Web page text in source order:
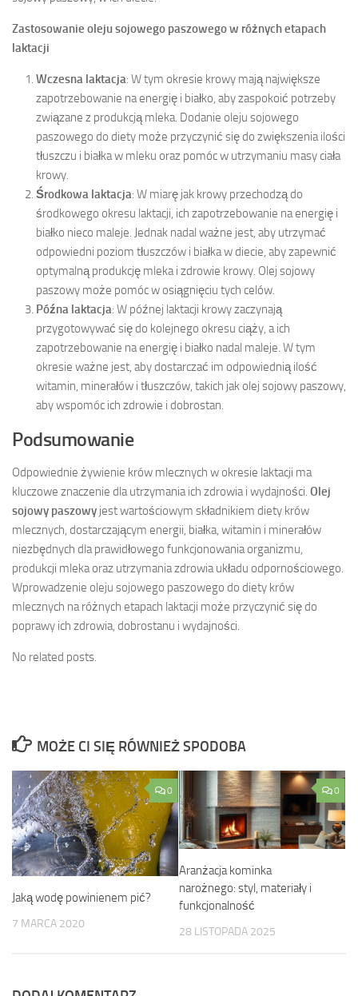
Zastosowanie oleju sojowego paszowego w różnych etapach
laktacji
Wczesna laktacja: W tym okresie krowy mają największe
zapotrzebowanie na energię i białko, aby zaspokoić potrzeby
związane z produkcją mleka. Dodanie oleju sojowego
paszowego do diety może przyczynić się do zwiększenia ilości
tłuszczu i białka w mleku oraz pomóc w utrzymaniu masy ciała
krowy.
Środkowa laktacja: W miarę jak krowy przechodzą do
środkowego okresu laktacji, ich zapotrzebowanie na energię i
białko nieco maleje. Jednak nadal ważne jest, aby utrzymać
odpowiedni poziom tłuszczów i białka w diecie, aby zapewnić
optymalną produkcję mleka i zdrowie krowy. Olej sojowy
paszowy może pomóc w osiągnięciu tych celów.
Późna laktacja: W późnej laktacji krowy zaczynają
przygotowywać się do kolejnego okresu ciąży, a ich
zapotrzebowanie na energię i białko nadal maleje. W tym
okresie ważne jest, aby dostarczać im odpowiednią ilość
witamin, minerałów i tłuszczów, takich jak olej sojowy paszowy,
aby wspomóc ich zdrowie i dobrostan.
Podsumowanie
Odpowiednie żywienie krów mlecznych w okresie laktacji ma
kluczowe znaczenie dla utrzymania ich zdrowia i wydajności. Olej
sojowy paszowy jest wartościowym składnikiem diety krów
mlecznych, dostarczającym energii, białka, witamin i minerałów
niezbędnych dla prawidłowego funkcjonowania organizmu,
produkcji mleka oraz utrzymania zdrowia układu odpornościowego.
Wprowadzenie oleju sojowego paszowego do diety krów
mlecznych na różnych etapach laktacji może przyczynić się do
poprawy ich zdrowia, dobrostanu i wydajności.
No related posts.
MOŻE CI SIĘ RÓWNIEŻ SPODOBA
0
Jaką wodę powinienem pić?
7 MARCA 2020
0
Aranżacja kominka
narożnego: styl, materiały i
funkcjonalność
28 LISTOPADA 2025